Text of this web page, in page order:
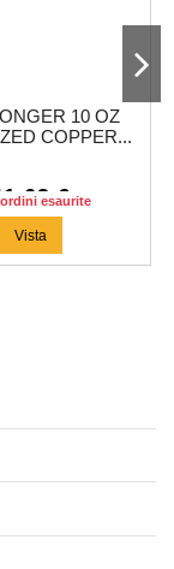
10 OZ
COPPER...
€
esaurite
Vista